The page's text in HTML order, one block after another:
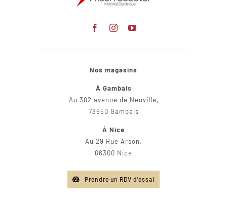
Nos magasins
À Gambais
Au 302 avenue de Neuville,
78950 Gambais
À Nice
Au 29 Rue Arson,
06300 Nice
Prendre un RDV d'essai